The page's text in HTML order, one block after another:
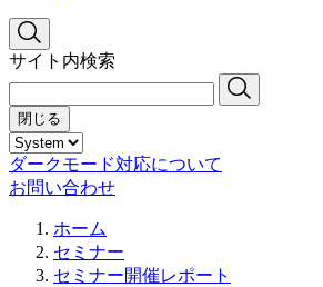
サイト内検索
閉じる
ダークモード対応について
お問い合わせ
ホーム
セミナー
セミナー開催レポート